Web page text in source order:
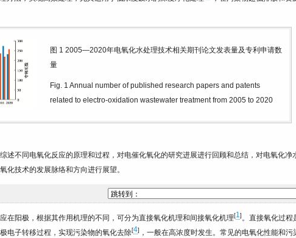
图 1 2005—2020年电氧化水处理技术相关期刊论文发表量及专利申请数
量
Fig. 1 Annual number of published research papers and patents
related to electro-oxidation wastewater treatment from 2005 to 2020
述不同电氧化反应的原理和过程，对电催化氧化的研究进展进行回顾和总结，对电氧化净
化技术的发展脉络和方向进行展望。
在阳极，根据其作用机理的不同，可分为直接氧化机理和间接氧化机理[1]。直接氧化过程
电子转移过程，实现污染物的氧化去除[4] ，一般在高浓度时发生。常见的电氧化性能和污